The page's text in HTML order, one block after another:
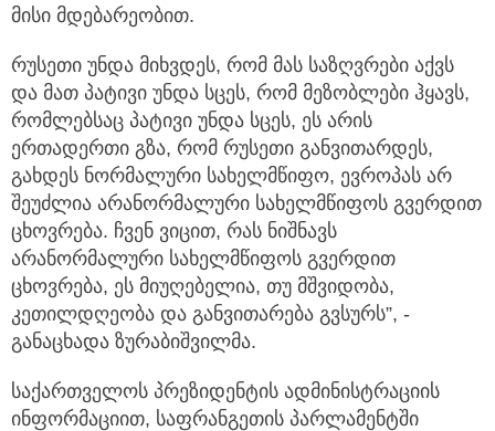
მისი მდებარეობით.
რუსეთი უნდა მიხვდეს, რომ მას საზღვრები აქვს
და მათ პატივი უნდა სცეს, რომ მეზობლები ჰყავს,
რომლებსაც პატივი უნდა სცეს, ეს არის
ერთადერთი გზა, რომ რუსეთი განვითარდეს,
გახდეს ნორმალური სახელმწიფო, ევროპას არ
შეუძლია არანორმალური სახელმწიფოს გვერდით
ცხოვრება. ჩვენ ვიცით, რას ნიშნავს
არანორმალური სახელმწიფოს გვერდით
ცხოვრება, ეს მიუღებელია, თუ მშვიდობა,
კეთილდღეობა და განვითარება გვსურს”, -
განაცხადა ზურაბიშვილმა.
საქართველოს პრეზიდენტის ადმინისტრაციის
ინფორმაციით, საფრანგეთის პარლამენტში